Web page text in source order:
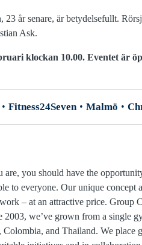
år senare, är betydelsefullt.
Ask.
klockan 10.00. Eventet är
Fitness24Seven Malmö
are, you should have the
to everyone. Our unique
– at an attractive price. Group
2003, we’ve grown from a single
and Thailand. We place